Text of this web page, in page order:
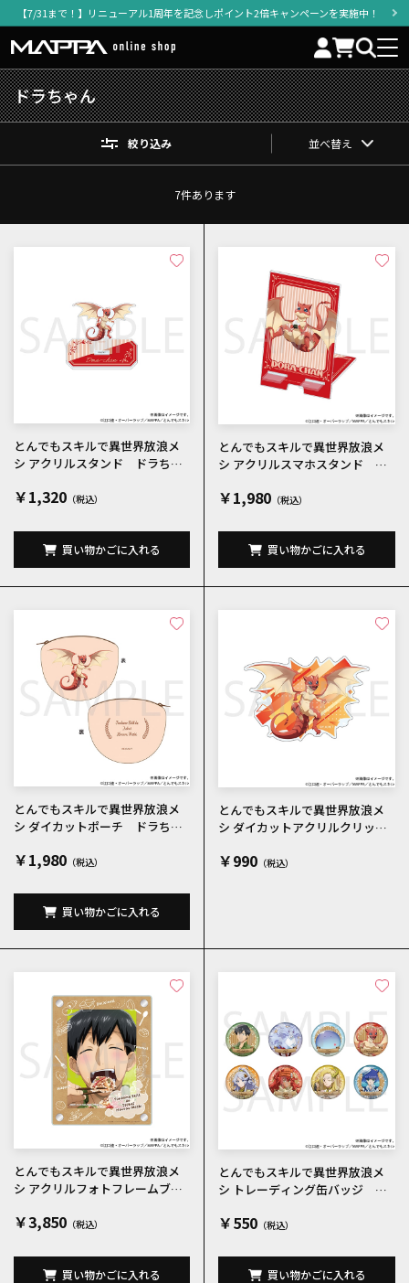
【7/31まで！】リニューアル1周年を記念しポイント2倍キャンペーンを実施中！
ドラちゃん
絞り込み 並べ替え
7件あります
とんでもスキルで異世界放浪メ
シ アクリルスタンド ドラちゃ
￥1,320
買い物かごに入れる
とんでもスキルで異世界放浪メ
シ アクリルスマホスタンド ド
￥1,980
買い物かごに入れる
とんでもスキルで異世界放浪メ
シ ダイカットポーチ ドラちゃ
￥1,980
買い物かごに入れる
とんでもスキルで異世界放浪メ
シ ダイカットアクリルクリッ
￥990
とんでもスキルで異世界放浪メ
シ アクリルフォトフレームブロ
￥3,850
買い物かごに入れる
とんでもスキルで異世界放浪メ
シ トレーディング缶バッジ 全8
￥550
買い物かごに入れる